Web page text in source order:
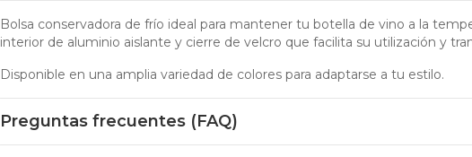
Bolsa conservadora de frío ideal para mantener tu botella de vino a la
interior de aluminio aislante y cierre de velcro que facilita su utilización y
Disponible en una amplia variedad de colores para adaptarse a tu estilo.
Preguntas frecuentes (FAQ)